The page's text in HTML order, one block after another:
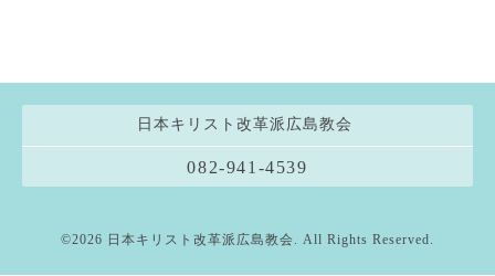
日本キリスト改革派広島教会
082-941-4539
©2026 日本キリスト改革派広島教会. All Rights Reserved.